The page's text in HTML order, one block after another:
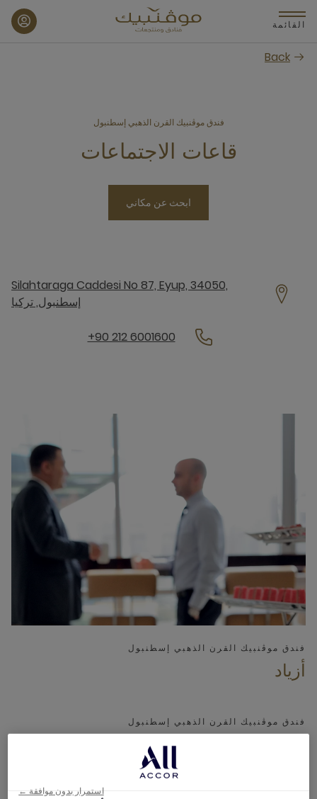
القائمة
Back
فندق موڤنبيك القرن الذهبي إسطنبول
قاعات الاجتماعات
ابحث عن مكاني
Silahtaraga Caddesi No 87, Eyup, 34050,
إسطنبول, تركيا
+90 212 6001600
فندق موڤنبيك القرن الذهبي إسطنبول
أزياد
فندق موڤنبيك القرن الذهبي إسطنبول
استمرار بدون موافقة ←